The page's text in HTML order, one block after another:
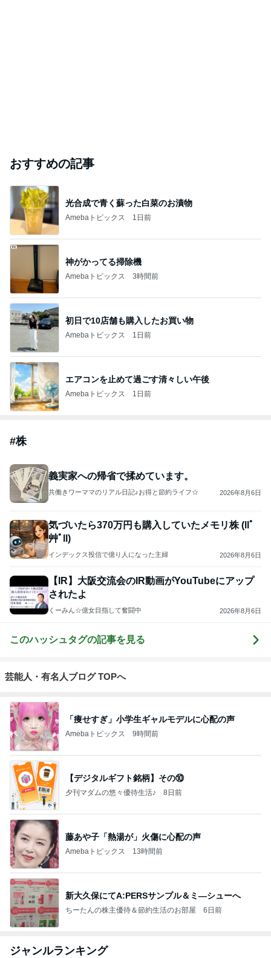
おすすめの記事
光合成で青く蘇った白菜のお漬物
Amebaトピックス 1日前
神がかってる掃除機
Amebaトピックス 3時間前
初日で10店舗も購入したお買い物
Amebaトピックス 1日前
エアコンを止めて過ごす清々しい午後
Amebaトピックス 1日前
#株
義実家への帰省で揉めています。
共働きワーママのリアル日記♪お得と節約ライフ☆ 2026年8月6日
気づいたら370万円も購入していたメモリ株 (llﾟ
艸ﾟll)
インデックス投信で億り人になった主婦 2026年8月6日
【IR】大阪交流会のIR動画がYouTubeにアップ
されたよ
くーみん☆億女目指して奮闘中 2026年8月6日
このハッシュタグの記事を見る
芸能人・有名人ブログ TOPへ
「痩せすぎ」小学生ギャルモデルに心配の声
Amebaトピックス 9時間前
【デジタルギフト銘柄】その⑩
夕刊マダムの悠々優待生活♪ 8日前
藤あや子「熱湯が」火傷に心配の声
Amebaトピックス 13時間前
新大久保にてA:PERSサンプル＆ミ―シューへ
ちーたんの株主優待＆節約生活のお部屋 6日前
ジャンルランキング